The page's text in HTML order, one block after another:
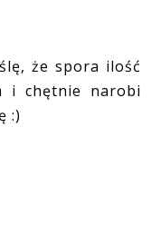
że spora ilość
i chętnie narobi
:)